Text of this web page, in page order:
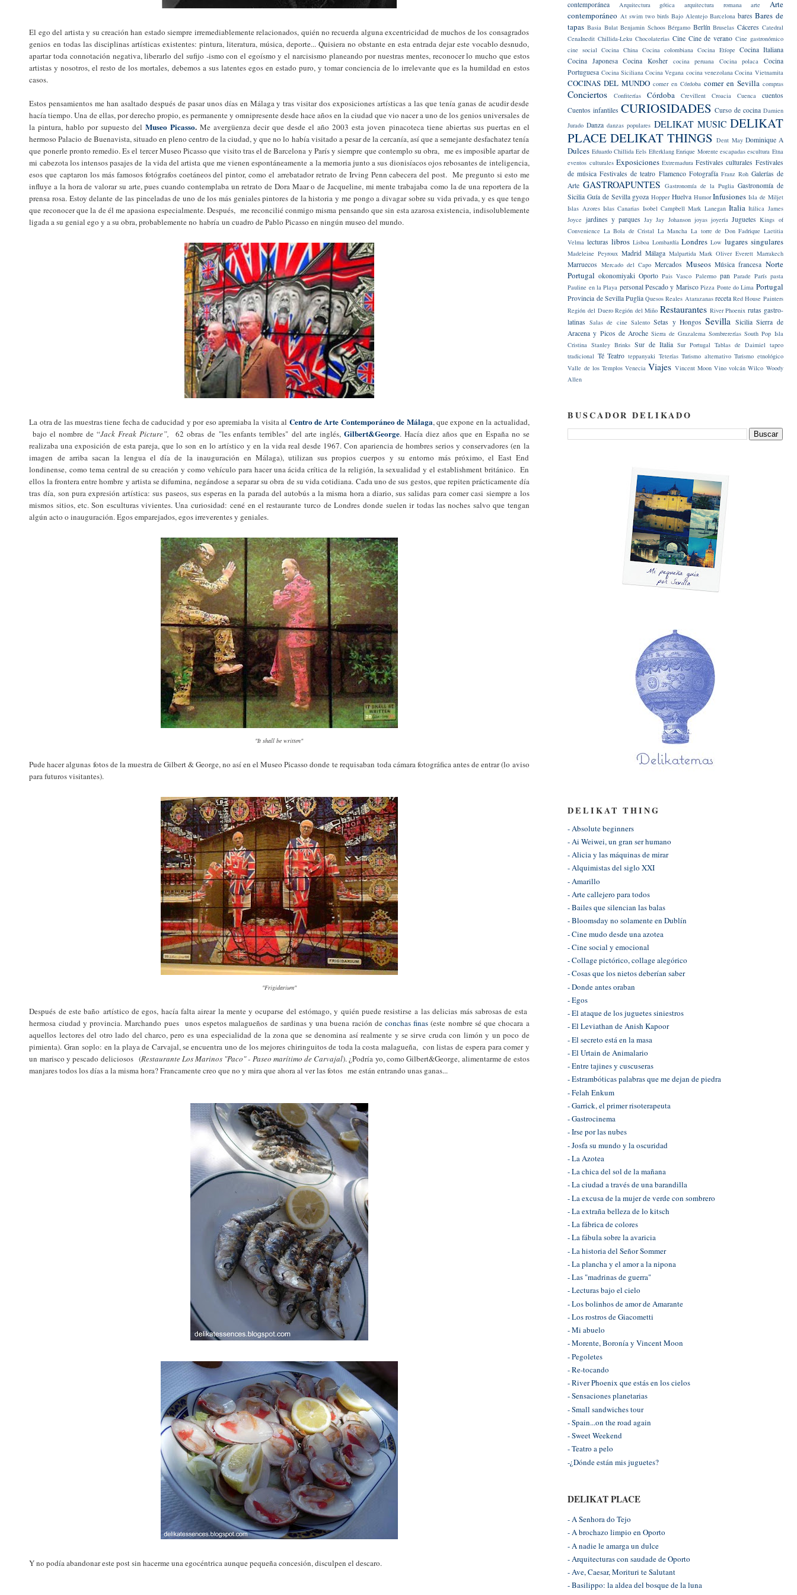
El ego del artista y su creación han estado siempre irremediablemente relacionados, quién no recuerda alguna excentricidad de muchos de los consagrados
genios en todas las disciplinas artísticas existentes: pintura, literatura, música, deporte... Quisiera no obstante en esta entrada dejar este vocablo desnudo,
apartar toda connotación negativa, liberarlo del sufijo -ismo con el egoísmo y el narcisismo planeando por nuestras mentes, reconocer lo mucho que estos
artistas y nosotros, el resto de los mortales, debemos a sus latentes egos en estado puro, y tomar conciencia de lo irrelevante que es la humildad en estos
casos.
Estos pensamientos me han asaltado después de pasar unos días en Málaga y tras visitar dos exposiciones artísticas a las que tenía ganas de acudir desde
hacía tiempo. Una de ellas, por derecho propio, es permanente y omnipresente desde hace años en la ciudad que vio nacer a uno de los genios universales de
la pintura, hablo por supuesto delMuseo Picasso. Me avergüenza decir que desde el año 2003 esta joven pinacoteca tiene abiertas sus puertas en el
hermoso Palacio de Buenavista, situado en pleno centro de la ciudad, y que no lo había visitado a pesar de la cercanía, así que a semejante desfachatez tenía
que ponerle pronto remedio. Es el tercer Museo Picasso que visito tras el de Barcelona y París y siempre que contemplo su obra, me es imposible apartar de
mi cabezota los intensos pasajes de la vida del artista que me vienen espontáneamente a la memoria junto a sus dionisíacos ojos rebosantes de inteligencia,
esos que captaron los más famosos fotógrafos coetáneos del pintor, como el arrebatador retrato de Irving Penn cabecera del post. Me pregunto si esto me
influye a la hora de valorar su arte, pues cuando contemplaba un retrato de Dora Maar o de Jacqueline, mi mente trabajaba como la de una reportera de la
prensa rosa. Estoy delante de las pinceladas de uno de los más geniales pintores de la historia y me pongo a divagar sobre su vida privada, y es que tengo
que reconocer que la de él me apasiona especialmente. Después, me reconcilié conmigo misma pensando que sin esta azarosa existencia, indisolublemente
ligada a su genial ego y a su obra, probablemente no habría un cuadro de Pablo Picasso en ningún museo del mundo.
La otra de las muestras tiene fecha de caducidad y por eso apremiaba la visita al Centro de Arte Contemporáneo de Málaga, que expone en la actualidad,
bajo el nombre de “Jack Freak Picture”, 62 obras de "les enfants terribles" del arte inglés,Gilbert&George. Hacía diez años que en España no se
realizaba una exposición de esta pareja, que lo son en lo artístico y en la vida real desde 1967. Con apariencia de hombres serios y conservadores (en la
imagen de arriba sacan la lengua el día de la inauguración en Málaga), utilizan sus propios cuerpos y su entorno más próximo, el East End
londinense, como tema central de su creación y como vehículo para hacer una ácida crítica de la religión, la sexualidad y el establishment británico. En
ellos la frontera entre hombre y artista se difumina, negándose a separar su obra de su vida cotidiana. Cada uno de sus gestos, que repiten prácticamente día
tras día, son pura expresión artística: sus paseos, sus esperas en la parada del autobús a la misma hora a diario, sus salidas para comer casi siempre a los
mismos sitios, etc. Son esculturas vivientes. Una curiosidad: cené en el restaurante turco de Londres donde suelen ir todas las noches salvo que tengan
algún acto o inauguración. Egos emparejados, egos irreverentes y geniales.
"It shall be written"
Pude hacer algunas fotos de la muestra de Gilbert & George, no así en el Museo Picasso donde te requisaban toda cámara fotográfica antes de entrar (lo aviso
para futuros visitantes).
"Frigidarium"
Después de este baño artístico de egos, hacía falta airear la mente y ocuparse del estómago, y quién puede resistirse a las delicias más sabrosas de esta
hermosa ciudad y provincia. Marchando pues unos espetos malagueños de sardinas y una buena ración deconchas finas (este nombre sé que chocara a
aquellos lectores del otro lado del charco, pero es una especialidad de la zona que se denomina así realmente y se sirve cruda con limón y un poco de
pimienta). Gran soplo: en la playa de Carvajal, se encuentra uno de los mejores chiringuitos de toda la costa malagueña, con listas de espera para comer y
un marisco y pescado deliciosos (Restaurante Los Marinos "Paco" - Paseo marítimo de Carvajal). ¿Podría yo, como Gilbert&George, alimentarme de estos
manjares todos los días a la misma hora? Francamente creo que no y mira que ahora al ver las fotos me están entrando unas ganas...
Y no podía abandonar este post sin hacerme una egocéntrica aunque pequeña concesión, disculpen el descaro.
contemporánea Arquitectura gótica arquitectura romana arte
Arte
contemporáneo At swim two birds Bajo Alentejo Barcelona bares Bares de
tapas Basia Bulat Benjamin Schoos Bérgamo Berlín Bruselas Cáceres Catedral
CenaInedit Chillida-Leku Chocolaterías Cine Cine de verano Cine gastronómico
cine social Cocina China Cocina colombiana Cocina Etíope Cocina Italiana
Cocina Japonesa Cocina Kosher cocina peruana Cocina polaca
Cocina
Portuguesa Cocina Siciliana Cocina Vegana cocina venezolana Cocina Vietnamita
COCINAS DEL MUNDO comer en Córdoba comer en Sevilla compras
Conciertos Confiterías Córdoba Crevillent Croacia Cuenca
cuentos
Cuentos infantiles CURIOSIDADES Curso de cocina Damien
Jurado Danza danzas populares DELIKAT MUSIC DELIKAT
PLACE DELIKAT THINGS Dent May Dominique A
Dulces Eduardo Chillida Eels Efterklang Enrique Morente escapadas escultura Etna
eventos culturales Exposiciones Extremadura Festivales culturales Festivales
de música Festivales de teatro Flamenco Fotografía Franz Roh Galerías de
Arte GASTROAPUNTES Gastronomía de la Puglia Gastronomía de
Sicilia Guía de Sevilla gyoza Hopper Huelva Humor Infusiones Isla de Miljet
Islas Azores Islas Canarias Isobel Campbell Mark Lanegan Italia Itálica James
Joyce jardines y parques Jay Jay Johanson joyas joyería Juguetes Kings of
Convenience La Bola de Cristal La Mancha La torre de Don Fadrique Laetitia
Velma lecturas libros Lisboa Lombardía Londres Low lugares singulares
Madeleine Peyroux Madrid Málaga Malpartida Mark Oliver Everett Marrakech
Marruecos Mercado del Capo Mercados Museos Música francesa Norte
Portugal okonomiyaki Oporto Pais Vasco Palermo pan Parade París pasta
Pauline en la Playa personal Pescado y Marisco Pizza Ponte do Lima Portugal
Provincia de Sevilla Puglia Quesos Reales Atarazanas receta Red House Painters
Región del Duero Región del Miño Restaurantes River Phoenix rutas gastro-
latinas Salas de cine Salento Setas y Hongos Sevilla Sicilia Sierra de
Aracena y Picos de Aroche Sierra de Grazalema Sombrererías South Pop Isla
Cristina Stanley Brinks Sur de Italia Sur Portugal Tablas de Daimiel tapeo
tradicional Té Teatro teppanyaki Teterías Turismo alternativo Turismo etnológico
Valle de los Templos Venecia Viajes Vincent Moon Vino volcán Wilco Woody
Allen
BUSCADOR DELIKADO
DELIKAT THING
- Absolute beginners
- Ai Weiwei, un gran ser humano
- Alicia y las máquinas de mirar
- Alquimistas del siglo XXI
- Amarillo
- Arte callejero para todos
- Bailes que silencian las balas
- Bloomsday no solamente en Dublín
- Cine mudo desde una azotea
- Cine social y emocional
- Collage pictórico, collage alegórico
- Cosas que los nietos deberían saber
- Donde antes oraban
- Egos
- El ataque de los juguetes siniestros
- El Leviathan de Anish Kapoor
- El secreto está en la masa
- El Urtain de Animalario
- Entre tajines y cuscuseras
- Estrambóticas palabras que me dejan de piedra
- Felah Enkum
- Garrick, el primer risoterapeuta
- Gastrocinema
- Irse por las nubes
- Josfa su mundo y la oscuridad
- La Azotea
- La chica del sol de la mañana
- La ciudad a través de una barandilla
- La excusa de la mujer de verde con sombrero
- La extraña belleza de lo kitsch
- La fábrica de colores
- La fábula sobre la avaricia
- La historia del Señor Sommer
- La plancha y el amor a la nipona
- Las "madrinas de guerra"
- Lecturas bajo el cielo
- Los bolinhos de amor de Amarante
- Los rostros de Giacometti
- Mi abuelo
- Morente, Boronía y Vincent Moon
- Pegoletes
- Re-tocando
- River Phoenix que estás en los cielos
- Sensaciones planetarias
- Small sandwiches tour
- Spain...on the road again
- Sweet Weekend
- Teatro a pelo
-¿Dónde están mis juguetes?
DELIKAT PLACE
- A Senhora do Tejo
- A brochazo limpio en Oporto
- A nadie le amarga un dulce
- Arquitecturas con saudade de Oporto
- Ave, Caesar, Morituri te Salutant
- Basilippo: la aldea del bosque de la luna